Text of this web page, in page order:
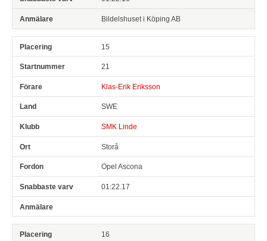
Bildelshuset i Köping AB
15
21
Klas-Erik Eriksson
SWE
SMK Linde
Storå
Opel Ascona
01:22.17
16